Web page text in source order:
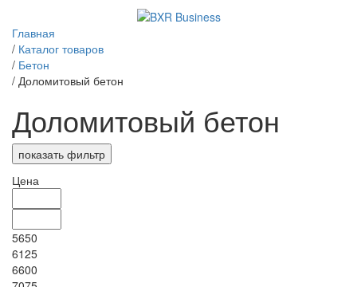
Главная
/ Каталог товаров
/ Бетон
/ Доломитовый бетон
Доломитовый бетон
показать фильтр
Цена
5650
6125
6600